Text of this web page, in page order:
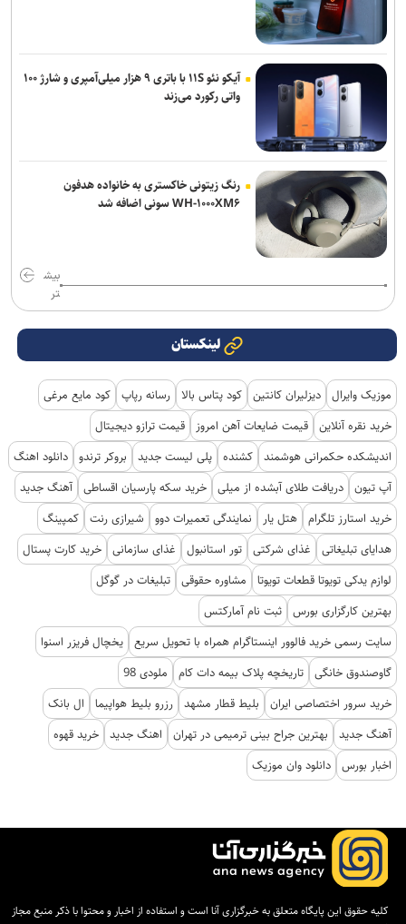
آیکو نئو ۱۱S با باتری ۹ هزار میلی‌آمپری و شارژ ۱۰۰
واتی رکورد می‌زند
رنگ زیتونی خاکستری به خانواده هدفون
WH-۱۰۰۰XM۶ سونی اضافه شد
بیش
تر
لینکستان
موزیک وایرال دیزلیران کانتین کود پتاس بالا رسانه رپاپ کود مایع مرغی
خرید نقره آنلاین قیمت ضایعات آهن امروز
قیمت ترازو دیجیتال
اندیشکده حکمرانی هوشمند کشنده پلی لیست جدید بروکر ترندو دانلود اهنگ
آپ تیون دریافت طلای آبشده از میلی خرید سکه پارسیان اقساطی آهنگ جدید
خرید استارز تلگرام هتل یار نمایندگی تعمیرات دوو شیرازی رنت کمپینگ
هدایای تبلیغاتی
غذای شرکتی تور استانبول غذای سازمانی خرید کارت پستال
لوازم یدکی تویوتا قطعات تویوتا
مشاوره حقوقی تبلیغات در گوگل
بهترین کارگزاری بورس ثبت نام آمارکتس
سایت رسمی خرید فالوور اینستاگرام همراه با تحویل سریع یخچال فریزر اسنوا
گاوصندوق خانگی تاریخچه پلاک بیمه دات کام
ملودی 98
خرید سرور اختصاصی ایران
بلیط قطار مشهد رزرو بلیط هواپیما
ال بانک
آهنگ جدید
بهترین جراح بینی ترمیمی در تهران اهنگ جدید خرید قهوه
اخبار بورس دانلود وان موزیک
کلیه حقوق این پایگاه متعلق به خبرگزاری آنا است و استفاده از اخبار و محتوا با ذکر منبع مجاز